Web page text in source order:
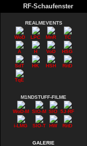
RF-Schaufenster
REALMEVENTS
WoD LPC MnR TC
A H VoD HSG
SdT HK HSH RitD
TqE
M1NDSTUFF-FILME
WoD-M SIO-M SIO 5J-RF
i-LMG SIO-T HW RitD
GALERIE